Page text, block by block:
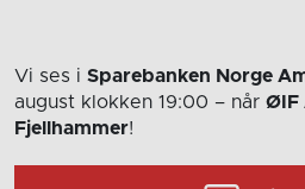
Vi ses i Sparebanken Norge
august klokken 19:00 – når ØIF
Fjellhammer!